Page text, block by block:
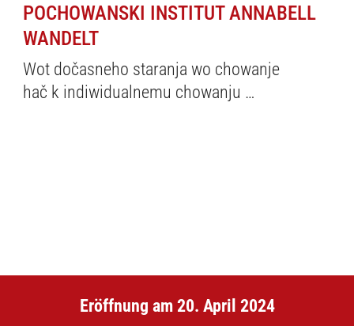
POCHOWANSKI INSTITUT ANNABELL
WANDELT
Wot dočasneho staranja wo chowanje
hač k indiwidualnemu chowanju …
Eröffnung am 20. April 2024